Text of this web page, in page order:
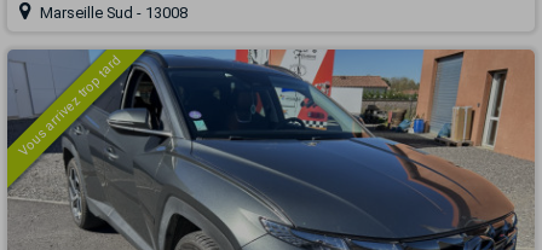
Marseille Sud - 13008
Vous arrivez trop tard